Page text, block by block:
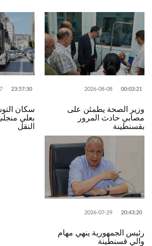
2026-08-08
وزير الصحة يطمئن على
مصابي حادث المرور
بقسنطينة
بعلي
النقل
2026-07-29
رئيس الجمهورية ينهي مهام
والي قسنطينة